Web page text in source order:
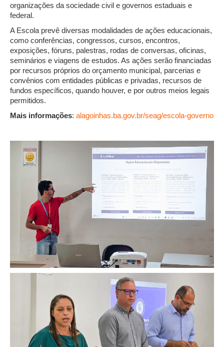
organizações da sociedade civil e governos estaduais e
federal.
A Escola prevê diversas modalidades de ações educacionais,
como conferências, congressos, cursos, encontros,
exposições, fóruns, palestras, rodas de conversas, oficinas,
seminários e viagens de estudos. As ações serão financiadas
por recursos próprios do orçamento municipal, parcerias e
convênios com entidades públicas e privadas, recursos de
fundos específicos, quando houver, e por outros meios legais
permitidos.
Mais informações: alagoinhas.ba.gov.br/seag/escola-governo